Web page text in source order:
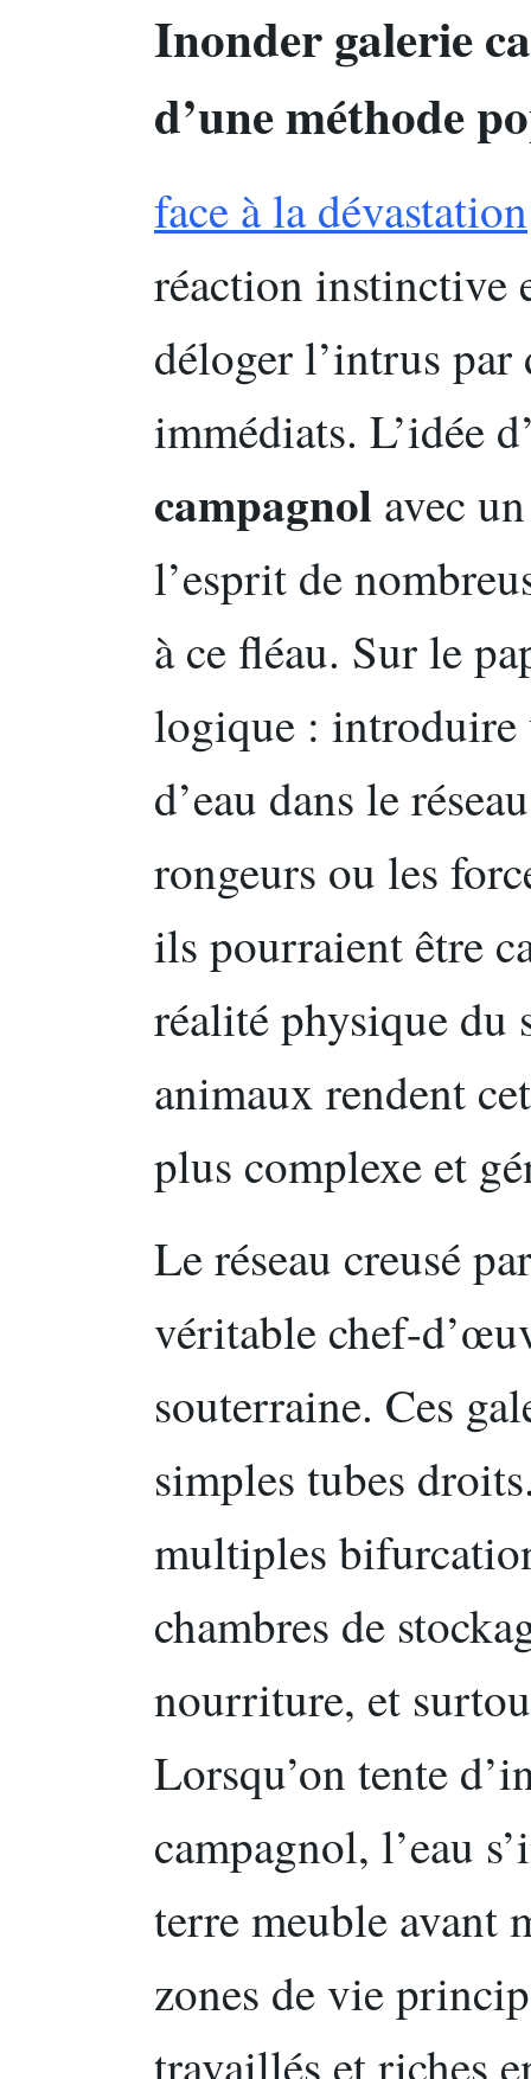
Inonder galerie
d’une méthode
face à la dévastation
réaction instinctive
déloger l’intrus par
immédiats. L’idée
campagnol avec
l’esprit de
à ce fléau. Sur le
logique : introduire
d’eau dans le
rongeurs ou les
ils pourraient être
réalité physique du
animaux rendent
plus complexe et
Le réseau creusé
véritable chef-
souterraine. Ces
simples tubes
multiples
chambres de
nourriture, et
Lorsqu’on tente
campagnol, l’eau
terre meuble avant
zones de vie
travaillés et riches